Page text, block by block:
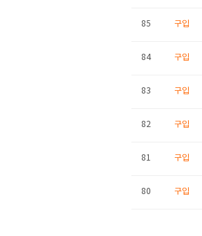
85 구입
84 구입
83 구입
82 구입
81 구입
80 구입